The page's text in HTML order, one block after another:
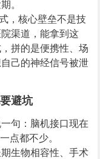
。
，核心壁垒不是技
渠道，能拿到这
拼的是便携性、场
己的神经信号被泄
避坑
句：脑机接口现在
点都不少。
生物相容性、手术